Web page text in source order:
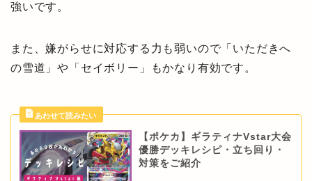
強いです。
また、嫌がらせに対応する力も弱いので「いただきへ
の雪道」や「セイボリー」もかなり有効です。
【ポケカ】ギラティナVstar大会
優勝デッキレシピ・立ち回り・
対策をご紹介